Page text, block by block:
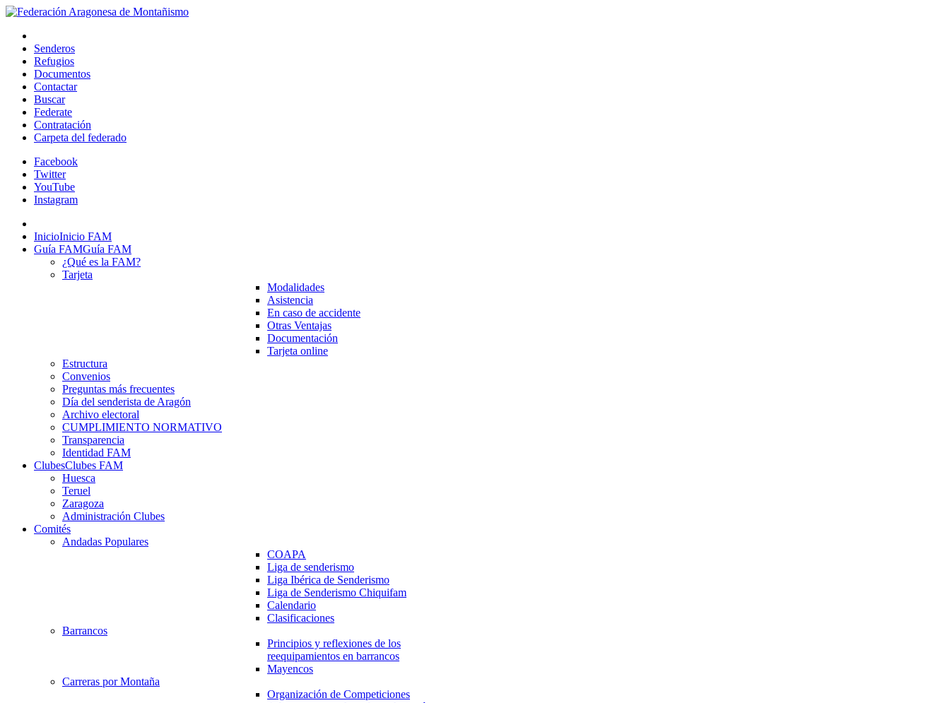
Senderos
Refugios
Documentos
Contactar
Buscar
Federate
Contratación
Carpeta del federado
Facebook
Twitter
YouTube
Instagram
InicioInicio FAM
Guía FAMGuía FAM
¿Qué es la FAM?
Tarjeta
Modalidades
Asistencia
En caso de accidente
Otras Ventajas
Documentación
Tarjeta online
Estructura
Convenios
Preguntas más frecuentes
Día del senderista de Aragón
Archivo electoral
CUMPLIMIENTO NORMATIVO
Transparencia
Identidad FAM
ClubesClubes FAM
Huesca
Teruel
Zaragoza
Administración Clubes
Comités
Andadas Populares
COAPA
Liga de senderismo
Liga Ibérica de Senderismo
Liga de Senderismo Chiquifam
Calendario
Clasificaciones
Barrancos
Principios y reflexiones de los
reequipamientos en barrancos
Mayencos
Carreras por Montaña
Organización de Competiciones